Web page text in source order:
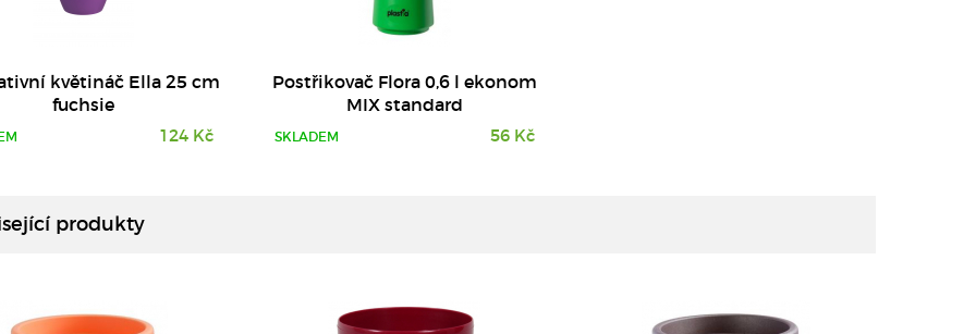
květináč Ella 25 cm
fuchsie
124 Kč
Postřikovač Flora 0,6 l ekonom
MIX standard
SKLADEM 56 Kč
produkty